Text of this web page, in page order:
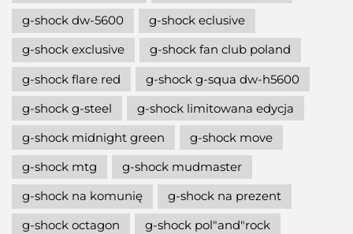
g-shock dw-5600
g-shock eclusive
g-shock exclusive
g-shock fan club poland
g-shock flare red
g-shock g-squa dw-h5600
g-shock g-steel
g-shock limitowana edycja
g-shock midnight green
g-shock move
g-shock mtg
g-shock mudmaster
g-shock na komunię
g-shock na prezent
g-shock octagon
g-shock pol"and"rock